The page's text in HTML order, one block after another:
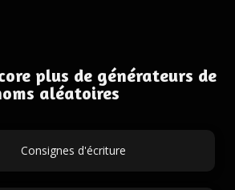
plus de générateurs de
aléatoires
Consignes d'écriture